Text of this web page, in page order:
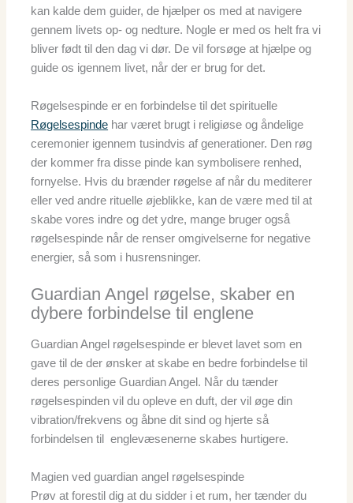
kan kalde dem guider, de hjælper os med at navigere
gennem livets op- og nedture. Nogle er med os helt fra vi
bliver født til den dag vi dør. De vil forsøge at hjælpe og
guide os igennem livet, når der er brug for det.
Røgelsespinde er en forbindelse til det spirituelle
Røgelsespinde har været brugt i religiøse og åndelige
ceremonier igennem tusindvis af generationer. Den røg
der kommer fra disse pinde kan symbolisere renhed,
fornyelse. Hvis du brænder røgelse af når du mediterer
eller ved andre rituelle øjeblikke, kan de være med til at
skabe vores indre og det ydre, mange bruger også
røgelsespinde når de renser omgivelserne for negative
energier, så som i husrensninger.
Guardian Angel røgelse, skaber en
dybere forbindelse til englene
Guardian Angel røgelsespinde er blevet lavet som en
gave til de der ønsker at skabe en bedre forbindelse til
deres personlige Guardian Angel. Når du tænder
røgelsespinden vil du opleve en duft, der vil øge din
vibration/frekvens og åbne dit sind og hjerte så
forbindelsen til englevæsenerne skabes hurtigere.
Magien ved guardian angel røgelsespinde
Prøv at forestil dig at du sidder i et rum, her tænder du